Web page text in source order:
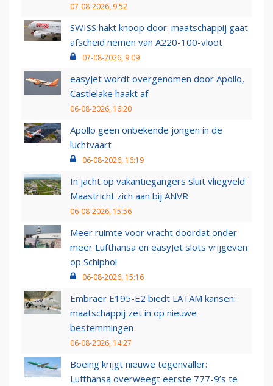
07-08-2026, 9:52
SWISS hakt knoop door: maatschappij gaat
afscheid nemen van A220-100-vloot
07-08-2026, 9:09
easyJet wordt overgenomen door Apollo,
Castlelake haakt af
06-08-2026, 16:20
Apollo geen onbekende jongen in de
luchtvaart
06-08-2026, 16:19
In jacht op vakantiegangers sluit vliegveld
Maastricht zich aan bij ANVR
06-08-2026, 15:56
Meer ruimte voor vracht doordat onder
meer Lufthansa en easyJet slots vrijgeven
op Schiphol
06-08-2026, 15:16
Embraer E195-E2 biedt LATAM kansen:
maatschappij zet in op nieuwe
bestemmingen
06-08-2026, 14:27
Boeing krijgt nieuwe tegenvaller:
Lufthansa overweegt eerste 777-9’s te